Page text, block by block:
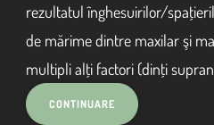
rezultatul înghesuirilor/
de mărime dintre maxilar şi
multipli alţi factori (dinţi